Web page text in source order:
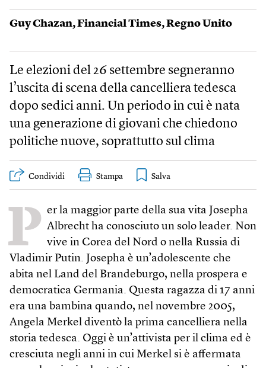
Guy Chazan,Financial Times,Regno Unito
Le elezioni del 26 settembre segneranno
l’uscita di scena della cancelliera tedesca
dopo sedici anni. Un periodo in cui è nata
una generazione di giovani che chiedono
politiche nuove, soprattutto sul clima
Condividi Stampa
P er la maggior parte della sua vita Josepha
Albrecht ha conosciuto un solo leader. Non
vive in Corea del Nord o nella Russia di
Vladimir Putin. Josepha è un’adolescente che
abita nel Land del Brandeburgo, nella prospera e
democratica Germania. Questa ragazza di 17 anni
era una bambina quando, nel novembre 2005,
Angela Merkel diventò la prima cancelliera nella
storia tedesca. Oggi è un’attivista per il clima ed è
cresciuta negli anni in cui Merkel si è affermata